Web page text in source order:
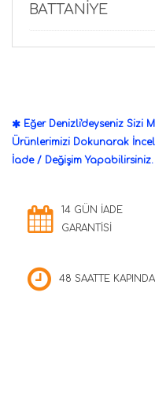
BATTANİYE
Eğer Denizli'deyseniz Sizi
Ürünlerimizi Dokunarak
İade / Değişim
14 GÜN İADE
GARANTİSİ
48 SAATTE KAPINDA